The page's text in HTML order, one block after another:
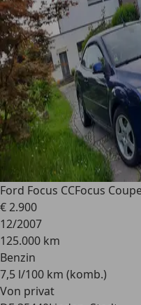
Ford Focus CCFocus
€ 2.900
12/2007
125.000 km
Benzin
7,5 l/100 km (komb.)
Von privat